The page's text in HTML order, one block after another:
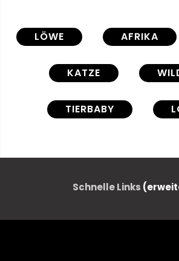
LÖWE AFRIKA
KATZE
TIERBABY
SAFARIE
RÄUBER
Schnelle Links